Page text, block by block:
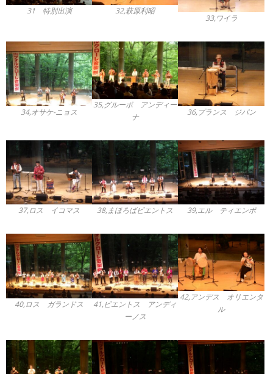
31 特別出演 32,萩原利昭
33,ワイラ
34,オサケ-ニョス
35,グルーポ アンディー
ナ
36,プランス ジパン
37,ロス イコマス 38,まほろばビエントス 39,エル ティエンポ
40,ロス ガランドス
41,ビエントス アンディ
ーノス
42,アンデス オリエンタ
ル